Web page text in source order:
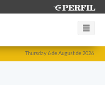
Thursday 6 de August de 2026